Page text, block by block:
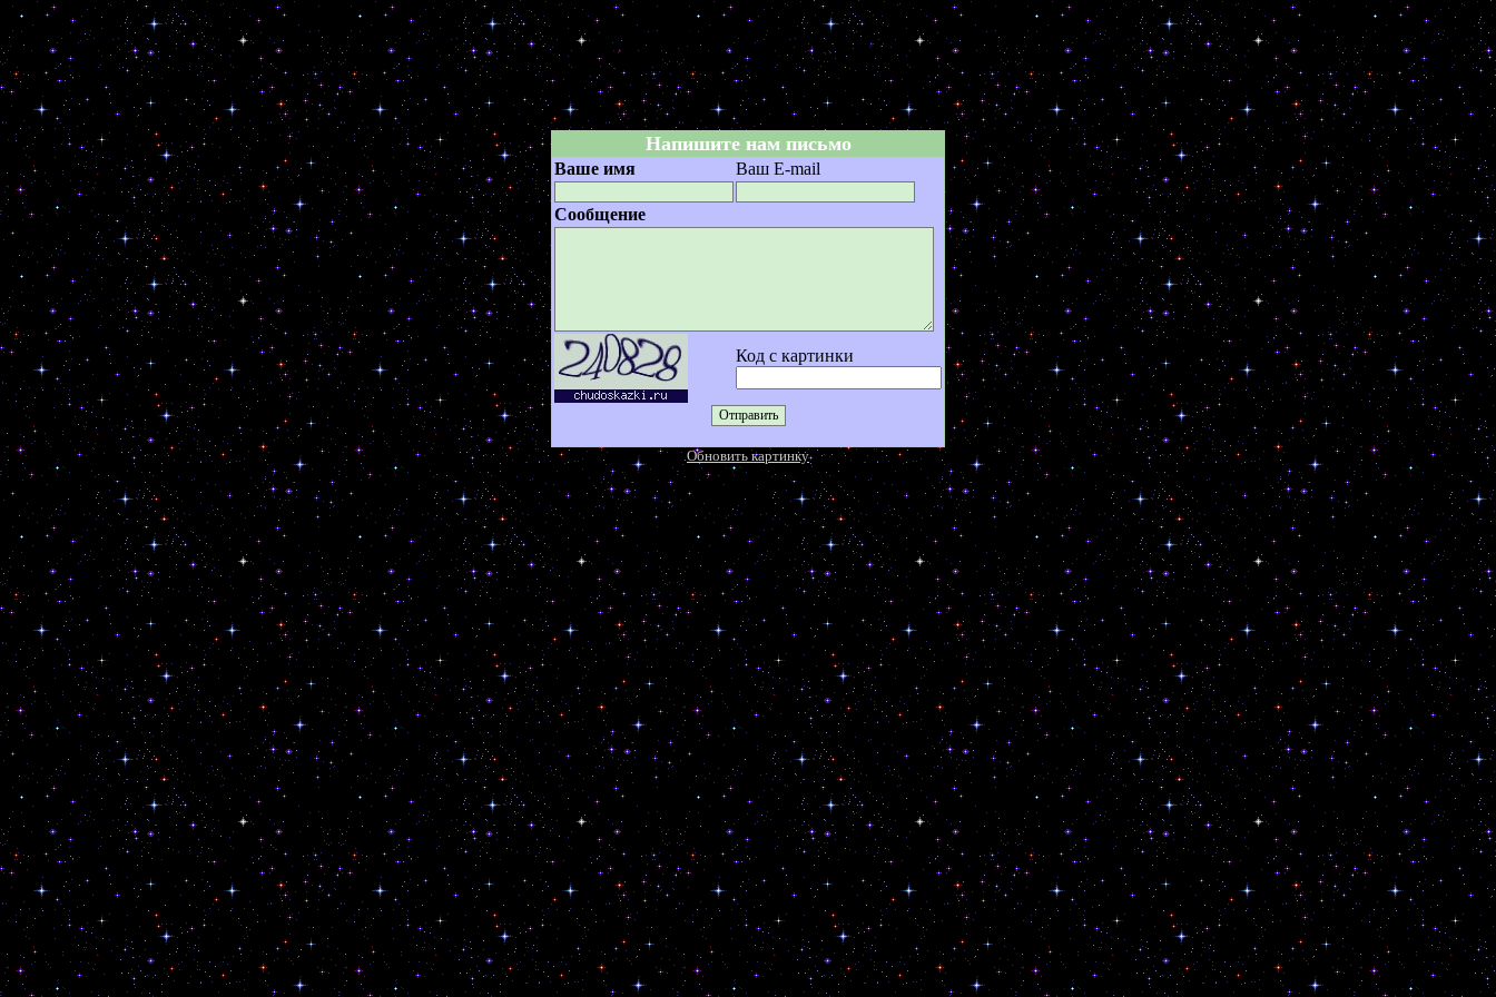
chudoskazki.ru
Напишите нам письмо
Ваше имя Ваш E-mail
Сообщение
Код с картинки
Обновить картинку